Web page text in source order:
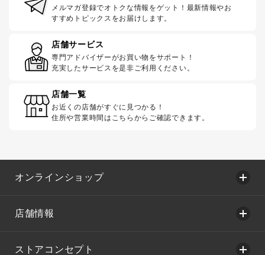
メルマガ登録でオトクな情報をゲット！最新情報やお
すすめトピックスをお届けします。
店舗サービス
専門アドバイザーがお買い物をサポート！
充実したサービスを是非ご利用ください。
店舗一覧
お近くの店舗がすぐに見つかる！
住所や営業時間はこちらからご確認できます。
オンラインショップ
店舗情報
ストアコンセプト